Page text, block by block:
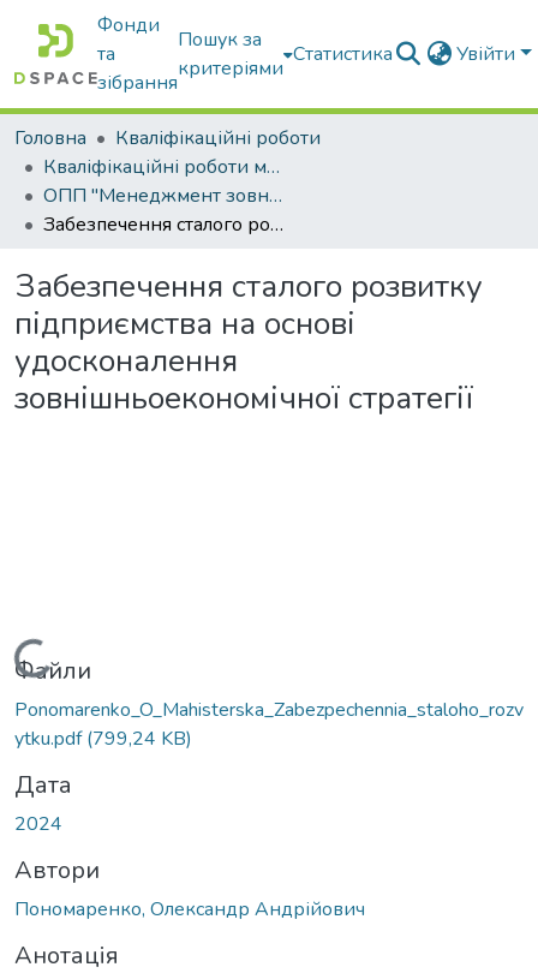
Фонди
та
зібрання
Пошук за
критеріями
Статистика Увійти
Головна
Кваліфікаційні роботи
Кваліфікаційні роботи магістрів
ОПП "Менеджмент зовнішньоекономічної діяльності"
Забезпечення сталого розвитку підприємства на основі удосконалення зовнішньоекономічної стратегії
Забезпечення сталого розвитку
підприємства на основі
удосконалення
зовнішньоекономічної стратегії
Вантажиться...
Файли
Ponomarenko_O_Mahisterska_Zabezpechennia_staloho_rozv
ytku.pdf(799,24 KB)
Дата
2024
Автори
Пономаренко, Олександр Андрійович
Анотація